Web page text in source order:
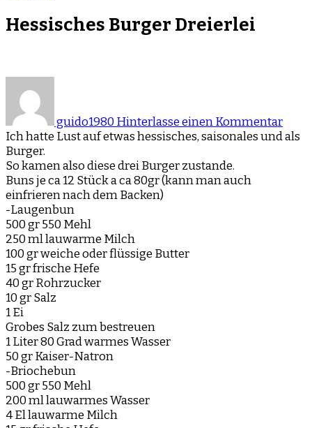
Hessisches Burger Dreierlei
guido1980 Hinterlasse einen Kommentar
Ich hatte Lust auf etwas hessisches, saisonales und als
Burger.
So kamen also diese drei Burger zustande.
Buns je ca 12 Stück a ca 80gr (kann man auch
einfrieren nach dem Backen)
-Laugenbun
500 gr 550 Mehl
250 ml lauwarme Milch
100 gr weiche oder flüssige Butter
15 gr frische Hefe
40 gr Rohrzucker
10 gr Salz
1 Ei
Grobes Salz zum bestreuen
1 Liter 80 Grad warmes Wasser
50 gr Kaiser-Natron
-Briochebun
500 gr 550 Mehl
200 ml lauwarmes Wasser
4 El lauwarme Milch